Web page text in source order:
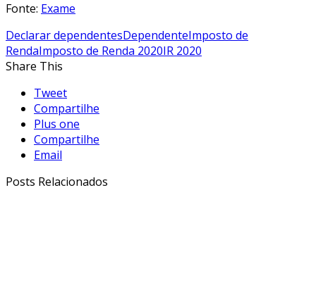
Fonte: Exame
Declarar dependentesDependenteImposto de
RendaImposto de Renda 2020IR 2020
Share This
Tweet
Compartilhe
Plus one
Compartilhe
Email
Posts Relacionados